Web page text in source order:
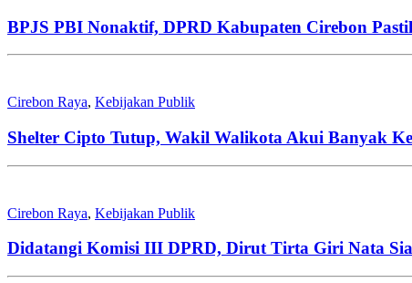
BPJS PBI Nonaktif, DPRD Kabupaten Cirebon
Cirebon Raya, Kebijakan Publik
Shelter Cipto Tutup, Wakil Walikota Akui Banyak
Cirebon Raya, Kebijakan Publik
Didatangi Komisi III DPRD, Dirut Tirta Giri Nata